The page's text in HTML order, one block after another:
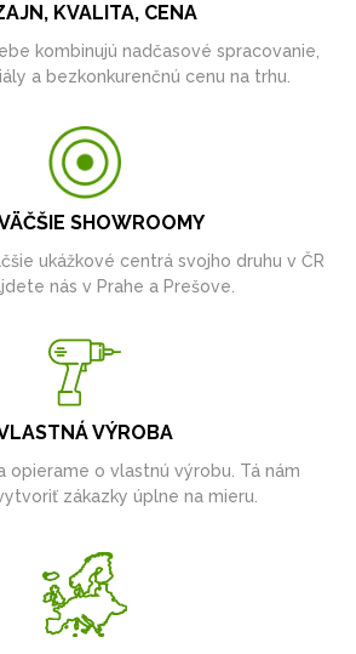
KVALITA, CENA
kombinujú nadčasové spracovanie,
a bezkonkurenčnú cenu na trhu.
SHOWROOMY
ukážkové centrá svojho druhu v ČR
nás v Prahe a Prešove.
VÝROBA
opierame o vlastnú výrobu. Tá nám
zákazky úplne na mieru.